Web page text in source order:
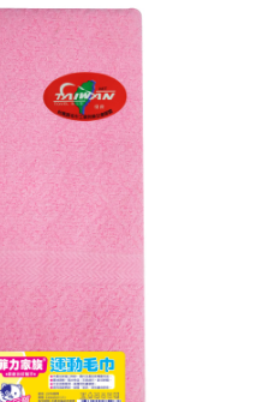
此簡訊中的連結，可透過四大超商／
，方視為交易完成。
繳費，但若您需要取消訂單，請聯絡
訂單仍視為有效，需透過AFTEE先享
」之結帳頁面顯示為準，若有關於
相關疑問，請聯繫「AFTEE先享後付
support/home
之「AFTEE先享後付」服務完成之交
資料，並將交易相關給付款項請求債
下網址：
理人或監護人之同意方可使用
者引起之損失，本公司不負相關責
運費
運費
運費
免運費